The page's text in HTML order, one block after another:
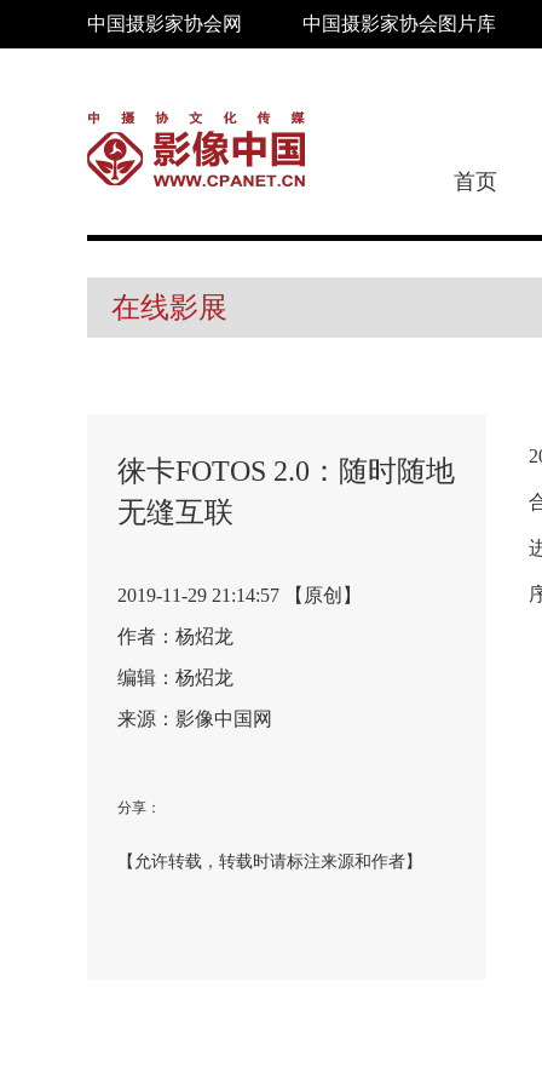
中国摄影家协会网 中国摄影家协会图片库
首页
在线影展
徕卡FOTOS 2.0：随时随地
无缝互联
2019-11-29 21:14:57 【原创】
作者：杨炤龙
编辑：杨炤龙
来源：影像中国网
分享：
【允许转载，转载时请标注来源和作者】